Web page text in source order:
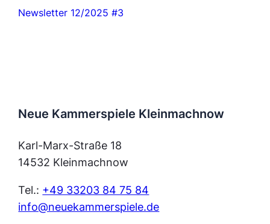
Newsletter 12/2025 #3
Neue Kammerspiele Kleinmachnow
Karl-Marx-Straße 18
14532 Kleinmachnow
Tel.: +49 33203 84 75 84
info@neuekammerspiele.de